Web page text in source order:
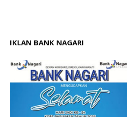
IKLAN BANK NAGARI